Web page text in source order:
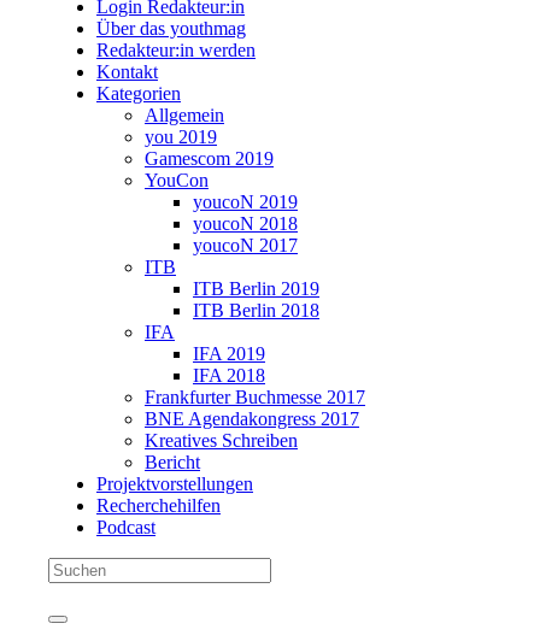
Login Redakteur:in
Über das youthmag
Redakteur:in werden
Kontakt
Kategorien
Allgemein
you 2019
Gamescom 2019
YouCon
youcoN 2019
youcoN 2018
youcoN 2017
ITB
ITB Berlin 2019
ITB Berlin 2018
IFA
IFA 2019
IFA 2018
Frankfurter Buchmesse 2017
BNE Agendakongress 2017
Kreatives Schreiben
Bericht
Projektvorstellungen
Recherchehilfen
Podcast